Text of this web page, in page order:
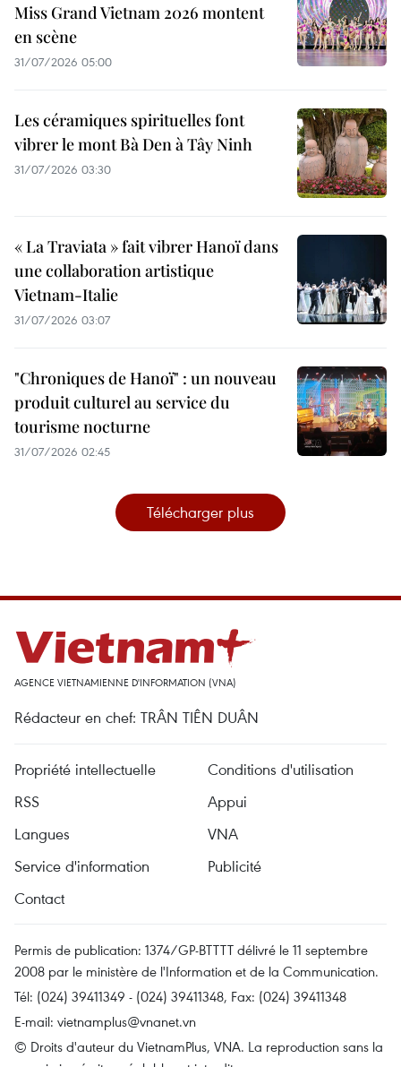
Miss Grand Vietnam 2026 montent
en scène
31/07/2026 05:00
Les céramiques spirituelles font
vibrer le mont Bà Den à Tây Ninh
31/07/2026 03:30
« La Traviata » fait vibrer Hanoï dans
une collaboration artistique
Vietnam-Italie
31/07/2026 03:07
"Chroniques de Hanoï" : un nouveau
produit culturel au service du
tourisme nocturne
31/07/2026 02:45
Télécharger plus
AGENCE VIETNAMIENNE D'INFORMATION (VNA)
Rédacteur en chef: TRÂN TIÊN DUÂN
Propriété intellectuelle
Conditions d'utilisation
RSS
Appui
Langues
VNA
Service d'information
Publicité
Contact
Permis de publication: 1374/GP-BTTTT délivré le 11 septembre
2008 par le ministère de l'Information et de la Communication.
Tél: (024) 39411349 - (024) 39411348, Fax: (024) 39411348
E-mail: vietnamplus@vnanet.vn
© Droits d'auteur du VietnamPlus, VNA. La reproduction sans la